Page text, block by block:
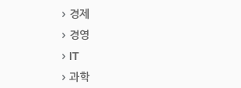
경제
경영
IT
과학